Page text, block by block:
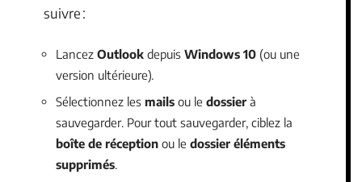
suivre :
Lancez Outlook depuis Windows 10 (ou une
version ultérieure).
Sélectionnez les mails ou le dossier à
sauvegarder. Pour tout sauvegarder, ciblez la
boîte de réception ou le dossier éléments
supprimés.